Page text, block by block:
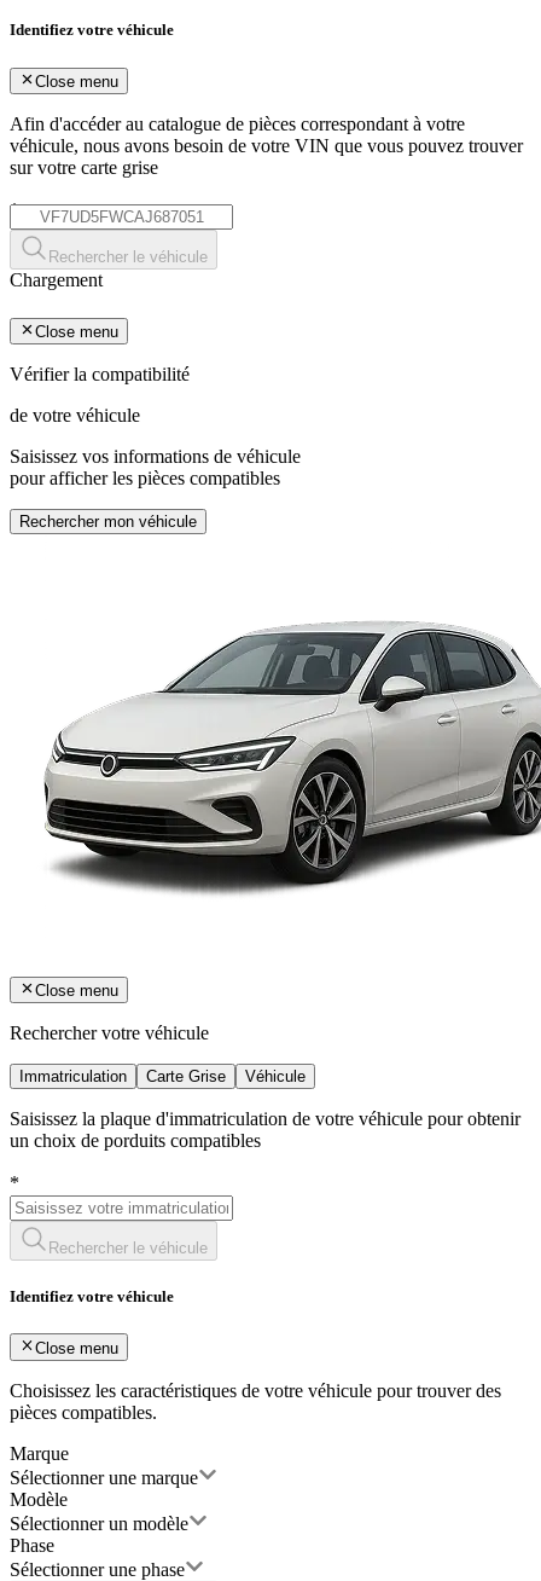
Identifiez votre véhicule
Close menu
Afin d'accéder au catalogue de pièces correspondant à votre
véhicule, nous avons besoin de votre VIN que vous pouvez trouver
sur votre carte grise
*
Rechercher le véhicule
Chargement
Close menu
Vérifier la compatibilité
de votre véhicule
Saisissez vos informations de véhicule
pour afficher les pièces compatibles
Rechercher mon véhicule
Close menu
Rechercher votre véhicule
Immatriculation Carte Grise Véhicule
Saisissez la plaque d'immatriculation de votre véhicule pour obtenir
un choix de porduits compatibles
*
Rechercher le véhicule
Identifiez votre véhicule
Close menu
Choisissez les caractéristiques de votre véhicule pour trouver des
pièces compatibles.
Marque
Sélectionner une marque
Modèle
Sélectionner un modèle
Phase
Sélectionner une phase